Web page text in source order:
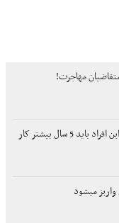
مهاجرت!
قانون جدید بازنشستگی اعلام شد/ این افراد باید 5 سال بیشتر کار
میشود